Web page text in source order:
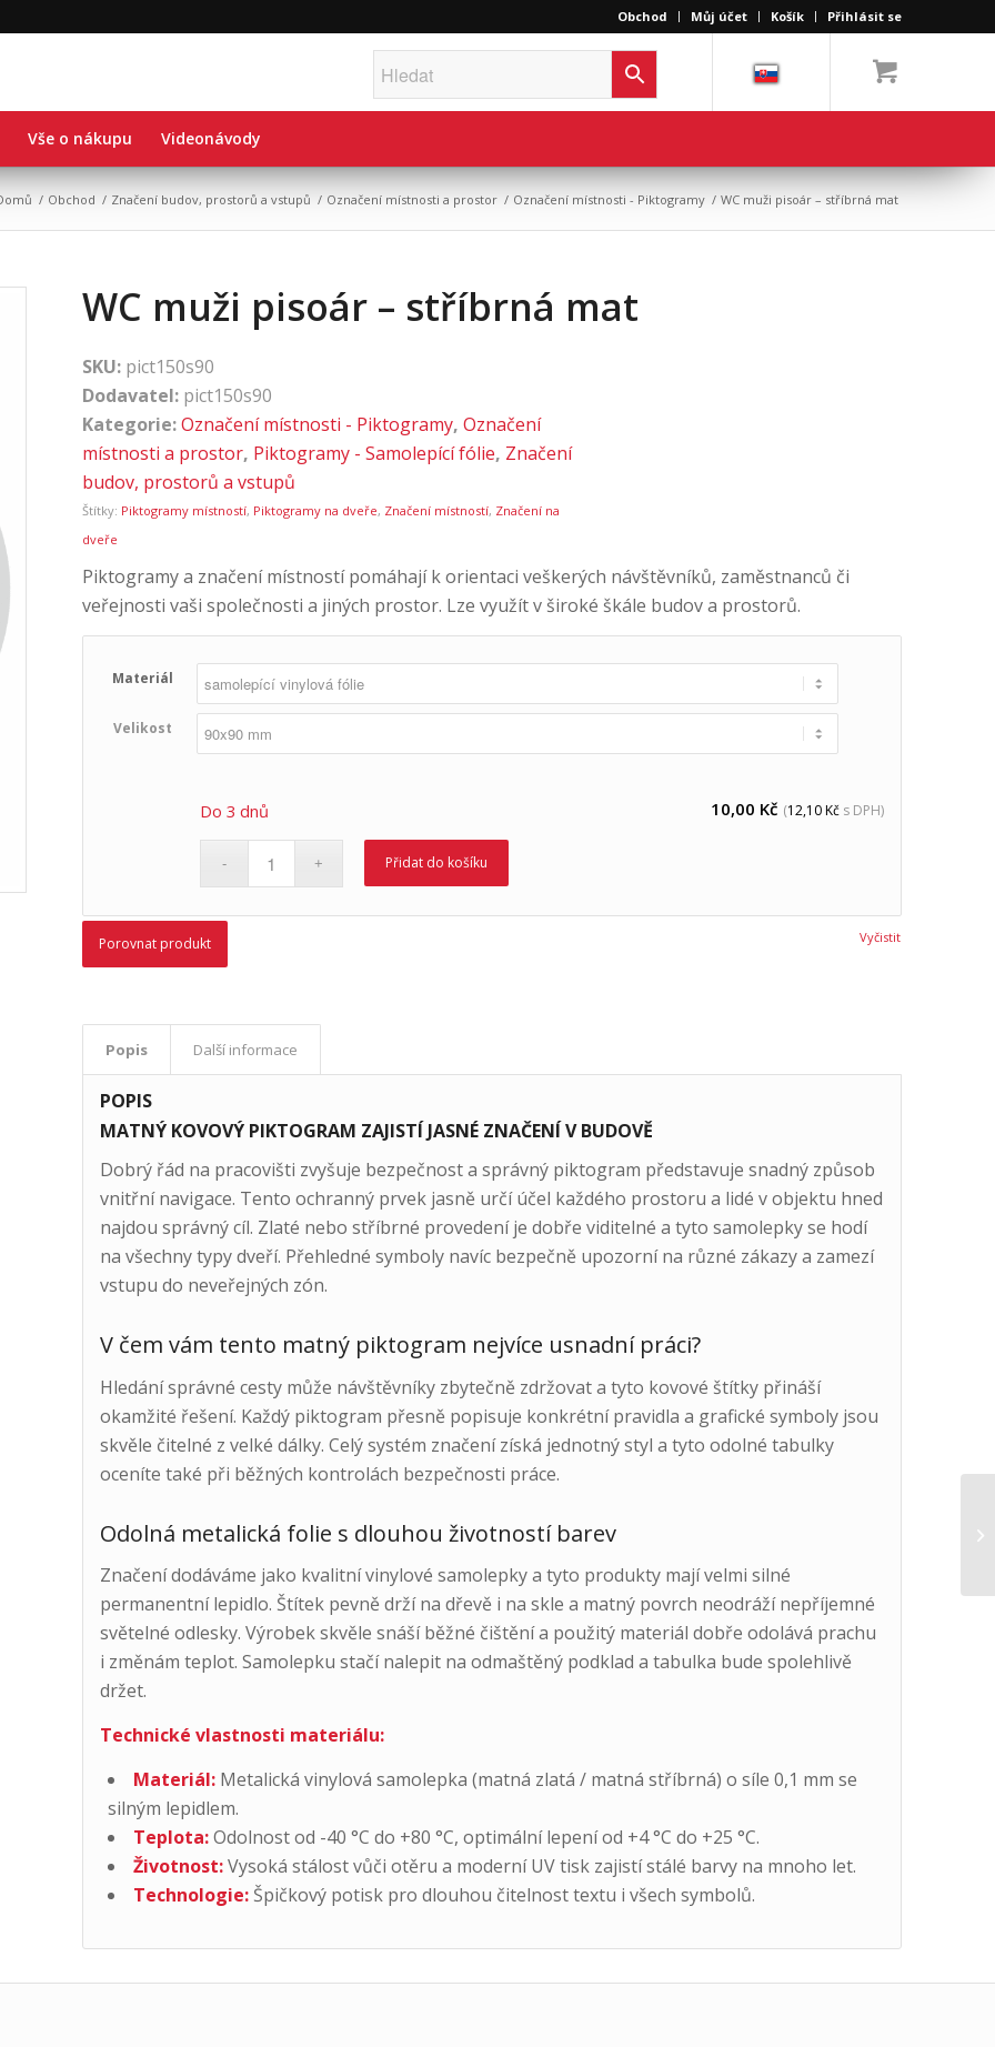
Obchod Můj účet Košík Přihlásit se
Vše o nákupu Videonávody
/ Obchod / Značení budov, prostorů a vstupů / Označení místnosti a prostor / Označení místnosti - Piktogramy / WC muži pisoár – stříbrná mat
WC muži pisoár – stříbrná mat
SKU: pict150s90
Dodavatel: pict150s90
Kategorie:Označení místnosti - Piktogramy, Označení
místnosti a prostor, Piktogramy - Samolepící fólie, Značení
budov, prostorů a vstupů
Štítky: Piktogramy místností, Piktogramy na dveře, Značení místností, Značení na
dveře
Piktogramy a značení místností pomáhají k orientaci veškerých návštěvníků, zaměstnanců či
veřejnosti vaši společnosti a jiných prostor. Lze využít v široké škále budov a prostorů.
Materiál
Velikost
Vyčistit
10,00 Kč (12,10Kč s DPH)
Do 3 dnů
Přidat do košíku
Porovnat produkt
Popis Další informace
POPIS
MATNÝ KOVOVÝ PIKTOGRAM ZAJISTÍ JASNÉ ZNAČENÍ V BUDOVĚ
Dobrý řád na pracovišti zvyšuje bezpečnost a správný piktogram představuje snadný způsob
vnitřní navigace. Tento ochranný prvek jasně určí účel každého prostoru a lidé v objektu hned
najdou správný cíl. Zlaté nebo stříbrné provedení je dobře viditelné a tyto samolepky se hodí
na všechny typy dveří. Přehledné symboly navíc bezpečně upozorní na různé zákazy a zamezí
vstupu do neveřejných zón.
V čem vám tento matný piktogram nejvíce usnadní práci?
Hledání správné cesty může návštěvníky zbytečně zdržovat a tyto kovové štítky přináší
okamžité řešení. Každý piktogram přesně popisuje konkrétní pravidla a grafické symboly jsou
skvěle čitelné z velké dálky. Celý systém značení získá jednotný styl a tyto odolné tabulky
oceníte také při běžných kontrolách bezpečnosti práce.
Odolná metalická folie s dlouhou životností barev
Značení dodáváme jako kvalitní vinylové samolepky a tyto produkty mají velmi silné
permanentní lepidlo. Štítek pevně drží na dřevě i na skle a matný povrch neodráží nepříjemné
světelné odlesky. Výrobek skvěle snáší běžné čištění a použitý materiál dobře odolává prachu
i změnám teplot. Samolepku stačí nalepit na odmaštěný podklad a tabulka bude spolehlivě
držet.
Technické vlastnosti materiálu:
Materiál:Metalická vinylová samolepka (matná zlatá / matná stříbrná) o síle 0,1 mm se
silným lepidlem.
Teplota:Odolnost od -40 °C do +80 °C, optimální lepení od +4 °C do +25 °C.
Životnost:Vysoká stálost vůči otěru a moderní UV tisk zajistí stálé barvy na mnoho let.
Technologie:Špičkový potisk pro dlouhou čitelnost textu i všech symbolů.